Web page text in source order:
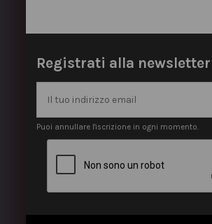
Registrati alla newsletter
Puoi annullare l'iscrizione in ogni momento.